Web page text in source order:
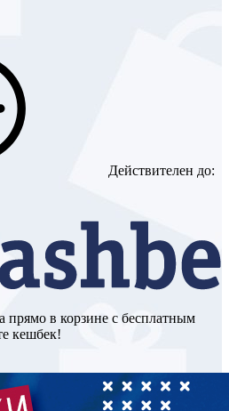
Действителен до:
прямо в корзине с бесплатным
кешбек!